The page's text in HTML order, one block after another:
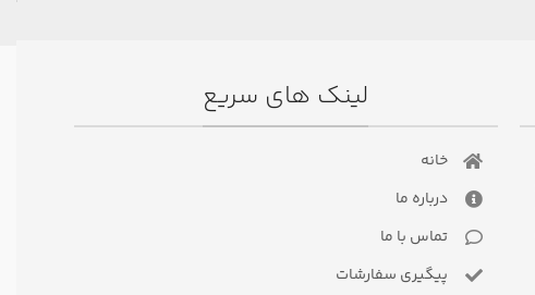
لینک های سریع
خانه
درباره ما
تماس با ما
پیگیری سفارشات